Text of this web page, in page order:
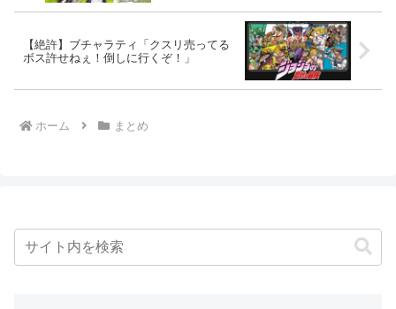
【絶許】ブチャラティ「クスリ売ってる
ボス許せねぇ！倒しに行くぞ！」
ホーム まとめ